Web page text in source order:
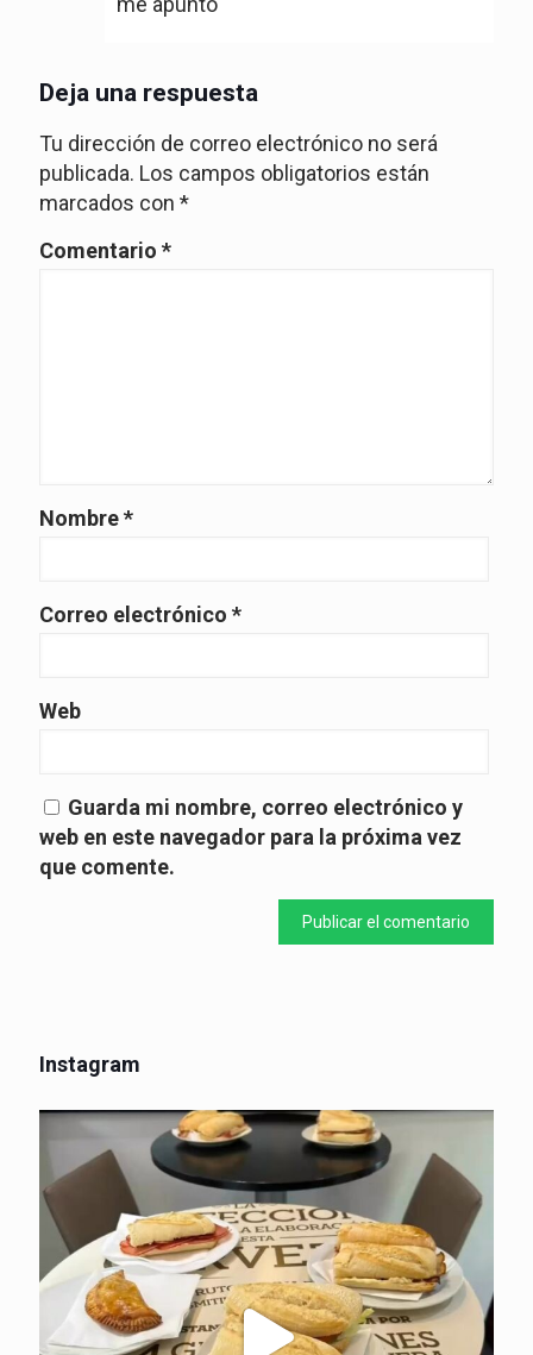
Deja una respuesta
Tu dirección de correo electrónico no será
publicada. Los campos obligatorios están
marcados con *
Comentario *
Nombre*
Correo electrónico *
Web
Guarda mi nombre, correo electrónico y
web en este navegador para la próxima vez
que comente.
Instagram